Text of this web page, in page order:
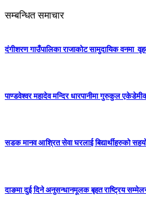
सम्बन्धित समाचार
दंगीशरण गाउँपालिका राजाकाेट सामुदायिक वनमा
पाण्डवेश्वर महादेव मन्दिर धारपानीमा गुरुकुल एकेडेमीका
सडक मानव आश्रित सेवा घरलाई बिद्यार्थीहरुको
दाङमा दुई दिने अनुसन्धानमूलक बृहत राष्ट्रिय